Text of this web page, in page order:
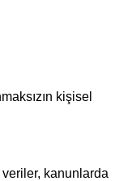
kişisel
veriler, kanunlarda